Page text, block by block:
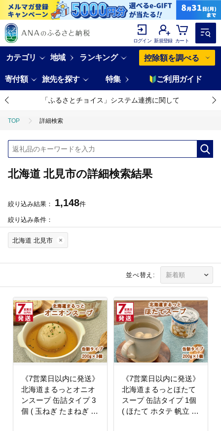
ログイン 新規登録 カート
カテゴリ 地域 ランキング 控除額を調べる
寄付額 旅先を探す 特集 ご利用ガイド
「ふるさとチョイス」システム連携に関して
TOP 詳細検索
北海道 北見市の詳細検索結果
絞り込み結果： 1,148件
絞り込み条件：
北海道 北見市
並べ替え:
《7営業日以内に発送》
北海道まるっとオニオ
ンスープ 缶詰タイプ 3
個 ( 玉ねぎ たまねぎ 加
《7営業日以内に発送》
北海道まるっとほたて
スープ 缶詰タイプ 1個
( ほたて ホタテ 帆立 加